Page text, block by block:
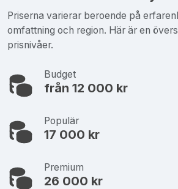
Priserna varierar beroende på
omfattning och region. Här är en
prisnivåer.
Budget
från 12 000 kr
Populär
17 000 kr
Premium
26 000 kr